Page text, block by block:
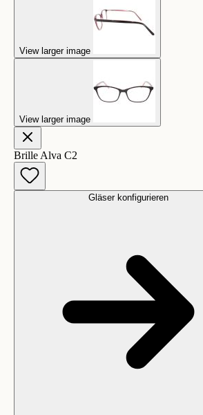
View larger image
View larger image
Brille Alva C2
Gläser konfigurieren